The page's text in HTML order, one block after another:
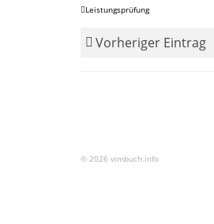
Leistungsprüfung
Vorheriger Eintrag
© 2026 vimbuch.info